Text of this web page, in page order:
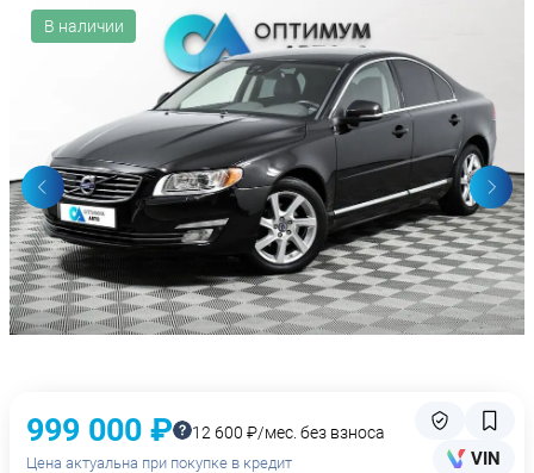
В наличии
999 000 ₽ 12 600 ₽/мес. без взноса
Цена актуальна при покупке в кредит VIN